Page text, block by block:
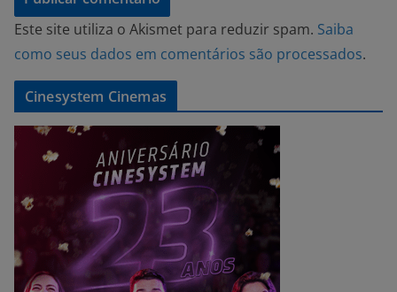
Este site utiliza o Akismet para reduzir spam. Saiba
como seus dados em comentários são processados.
Cinesystem Cinemas